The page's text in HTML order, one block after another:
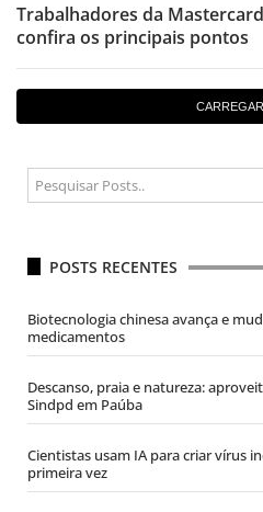
Trabalhadores da
confira os principais pontos
POSTS RECENTES
Biotecnologia chinesa avança e
medicamentos
Descanso, praia e natureza:
Sindpd em Paúba
Cientistas usam IA para criar vírus
primeira vez